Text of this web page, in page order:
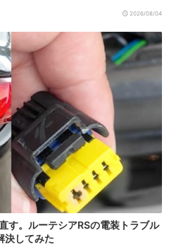
2026/08/04
す。ルーテシアRSの電装トラブル
決してみた